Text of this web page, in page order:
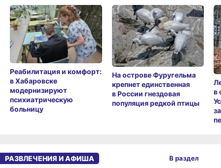
Реабилитация и комфорт:
в Хабаровске
модернизируют
психиатрическую
больницу
На острове Фуругельма
крепнет единственная
в России гнездовая
популяция редкой птицы
в
РАЗВЛЕЧЕНИЯ И АФИША В раздел